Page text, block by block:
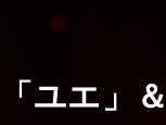
「ユエ」